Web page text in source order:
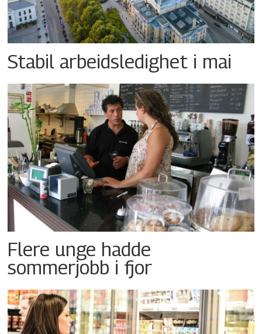
Stabil arbeidsledighet i mai
Flere unge hadde
sommerjobb i fjor